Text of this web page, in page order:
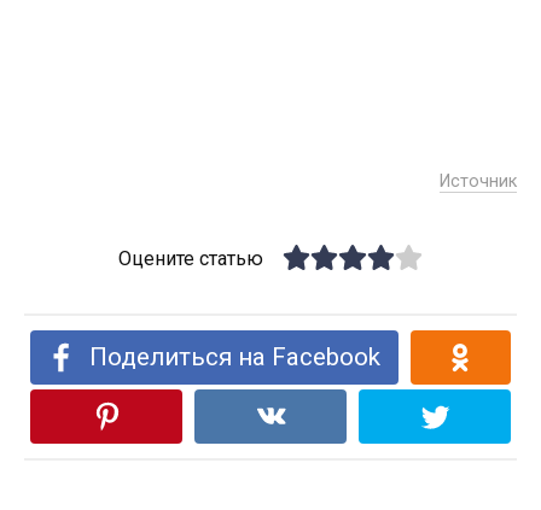
Источник
Оцените статью
Поделиться на Facebook